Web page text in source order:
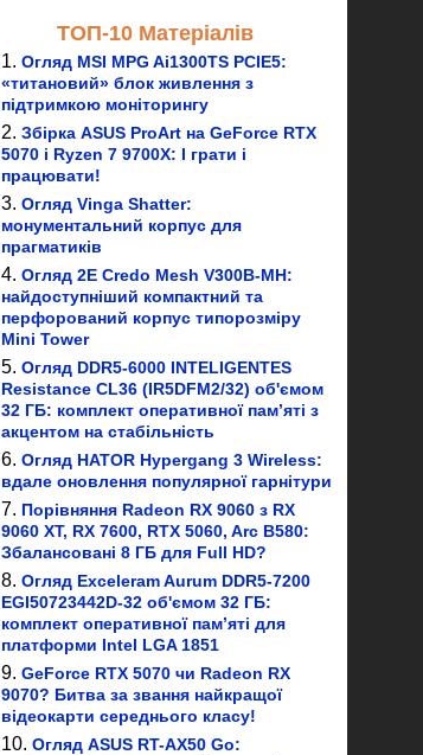
ТОП-10 Матеріалів
Огляд MSI MPG Ai1300TS PCIE5:
«титановий» блок живлення з
підтримкою моніторингу
Збірка ASUS ProArt на GeForce RTX
5070 і Ryzen 7 9700X: І грати і
працювати!
Огляд Vinga Shatter:
монументальний корпус для
прагматиків
Огляд 2E Credo Mesh V300B-MH:
найдоступніший компактний та
перфорований корпус типорозміру
Mini Tower
Огляд DDR5-6000 INTELIGENTES
Resistance CL36 (IR5DFM2/32) об'ємом
32 ГБ: комплект оперативної пам’яті з
акцентом на стабільність
Огляд HATOR Hypergang 3 Wireless:
вдале оновлення популярної гарнітури
Порівняння Radeon RX 9060 з RX
9060 XT, RX 7600, RTX 5060, Arc B580:
Збалансовані 8 ГБ для Full HD?
Огляд Exceleram Aurum DDR5-7200
EGI50723442D-32 об'ємом 32 ГБ:
комплект оперативної пам’яті для
платформи Intel LGA 1851
GeForce RTX 5070 чи Radeon RX
9070? Битва за звання найкращої
відеокарти середнього класу!
Огляд ASUS RT-AX50 Go: